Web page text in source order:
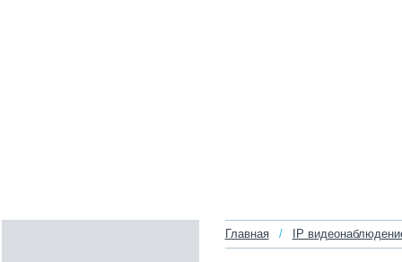
Главная / IP